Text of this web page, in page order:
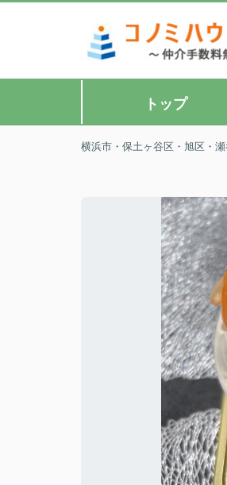
トップ
横浜市・保土ヶ谷区・旭区・